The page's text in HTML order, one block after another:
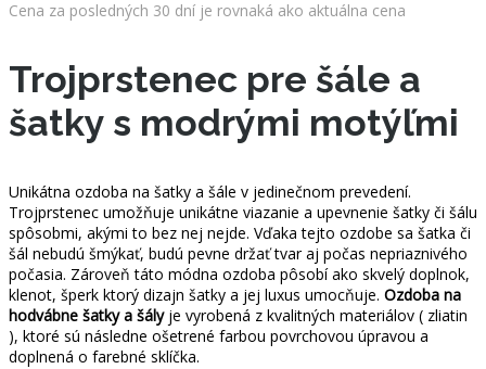
bola:
32.90 €.
je:
21.90 €.
Cena za posledných 30 dní je rovnaká ako aktuálna cena
Trojprstenec pre šále a
šatky s modrými motýľmi
Unikátna ozdoba na šatky a šále v jedinečnom prevedení.
Trojprstenec umožňuje unikátne viazanie a upevnenie šatky či šálu
spôsobmi, akými to bez nej nejde. Vďaka tejto ozdobe sa šatka či
šál nebudú šmýkať, budú pevne držať tvar aj počas nepriaznivého
počasia. Zároveň táto módna ozdoba pôsobí ako skvelý doplnok,
klenot, šperk ktorý dizajn šatky a jej luxus umocňuje. Ozdoba na
hodvábne šatky a šályje vyrobená z kvalitných materiálov ( zliatin
), ktoré sú následne ošetrené farbou povrchovou úpravou a
doplnená o farebné sklíčka.